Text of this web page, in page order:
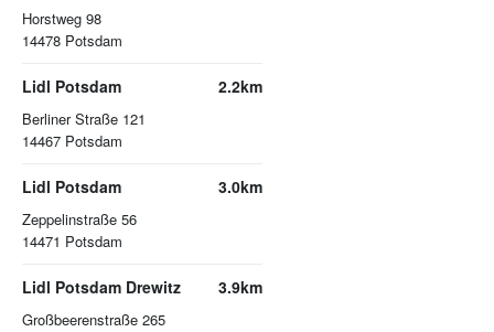
Horstweg 98
14478 Potsdam
Lidl Potsdam
Berliner Straße 121
14467 Potsdam
2.2km
Lidl Potsdam
Zeppelinstraße 56
14471 Potsdam
3.0km
Lidl Potsdam Drewitz
Großbeerenstraße 265
3.9km